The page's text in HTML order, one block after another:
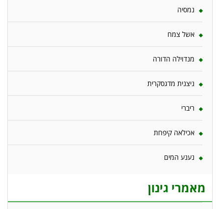
נמסיה
אשל צמח
מנדוילה הדורה
ניצנית מדגסקרית
ריברי
אכילאה קיפחת
נענע המים
מאמרי גינון